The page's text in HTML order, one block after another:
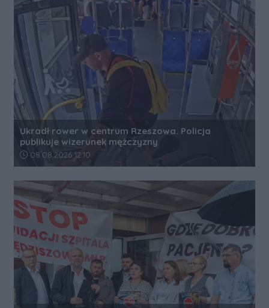
Ukradł rower w centrum Rzeszowa. Policja
publikuje wizerunek mężczyzny
Data dodania artykułu:
08.08.2026 12:10